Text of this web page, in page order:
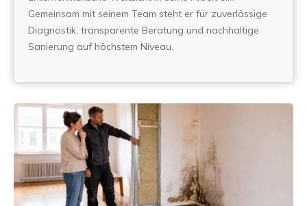
Gemeinsam mit seinem Team steht er für zuverlässige
Diagnostik, transparente Beratung und nachhaltige
Sanierung auf höchstem Niveau.